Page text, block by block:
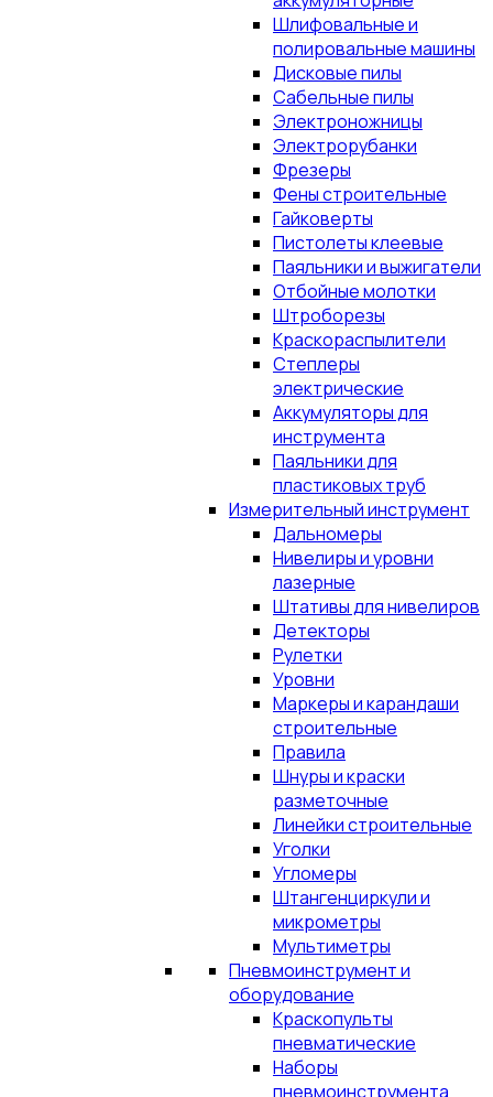
Шлифовальные и
полировальные машины
Дисковые пилы
Сабельные пилы
Электроножницы
Электрорубанки
Фрезеры
Фены строительные
Гайковерты
Пистолеты клеевые
Паяльники и выжигатели
Отбойные молотки
Штроборезы
Краскораспылители
Степлеры
электрические
Аккумуляторы для
инструмента
Паяльники для
пластиковых труб
Измерительный инструмент
Дальномеры
Нивелиры и уровни
лазерные
Штативы для нивелиров
Детекторы
Рулетки
Уровни
Маркеры и карандаши
строительные
Правила
Шнуры и краски
разметочные
Линейки строительные
Уголки
Угломеры
Штангенциркули и
микрометры
Мультиметры
Пневмоинструмент и
оборудование
Краскопульты
пневматические
Наборы
пневмоинструмента